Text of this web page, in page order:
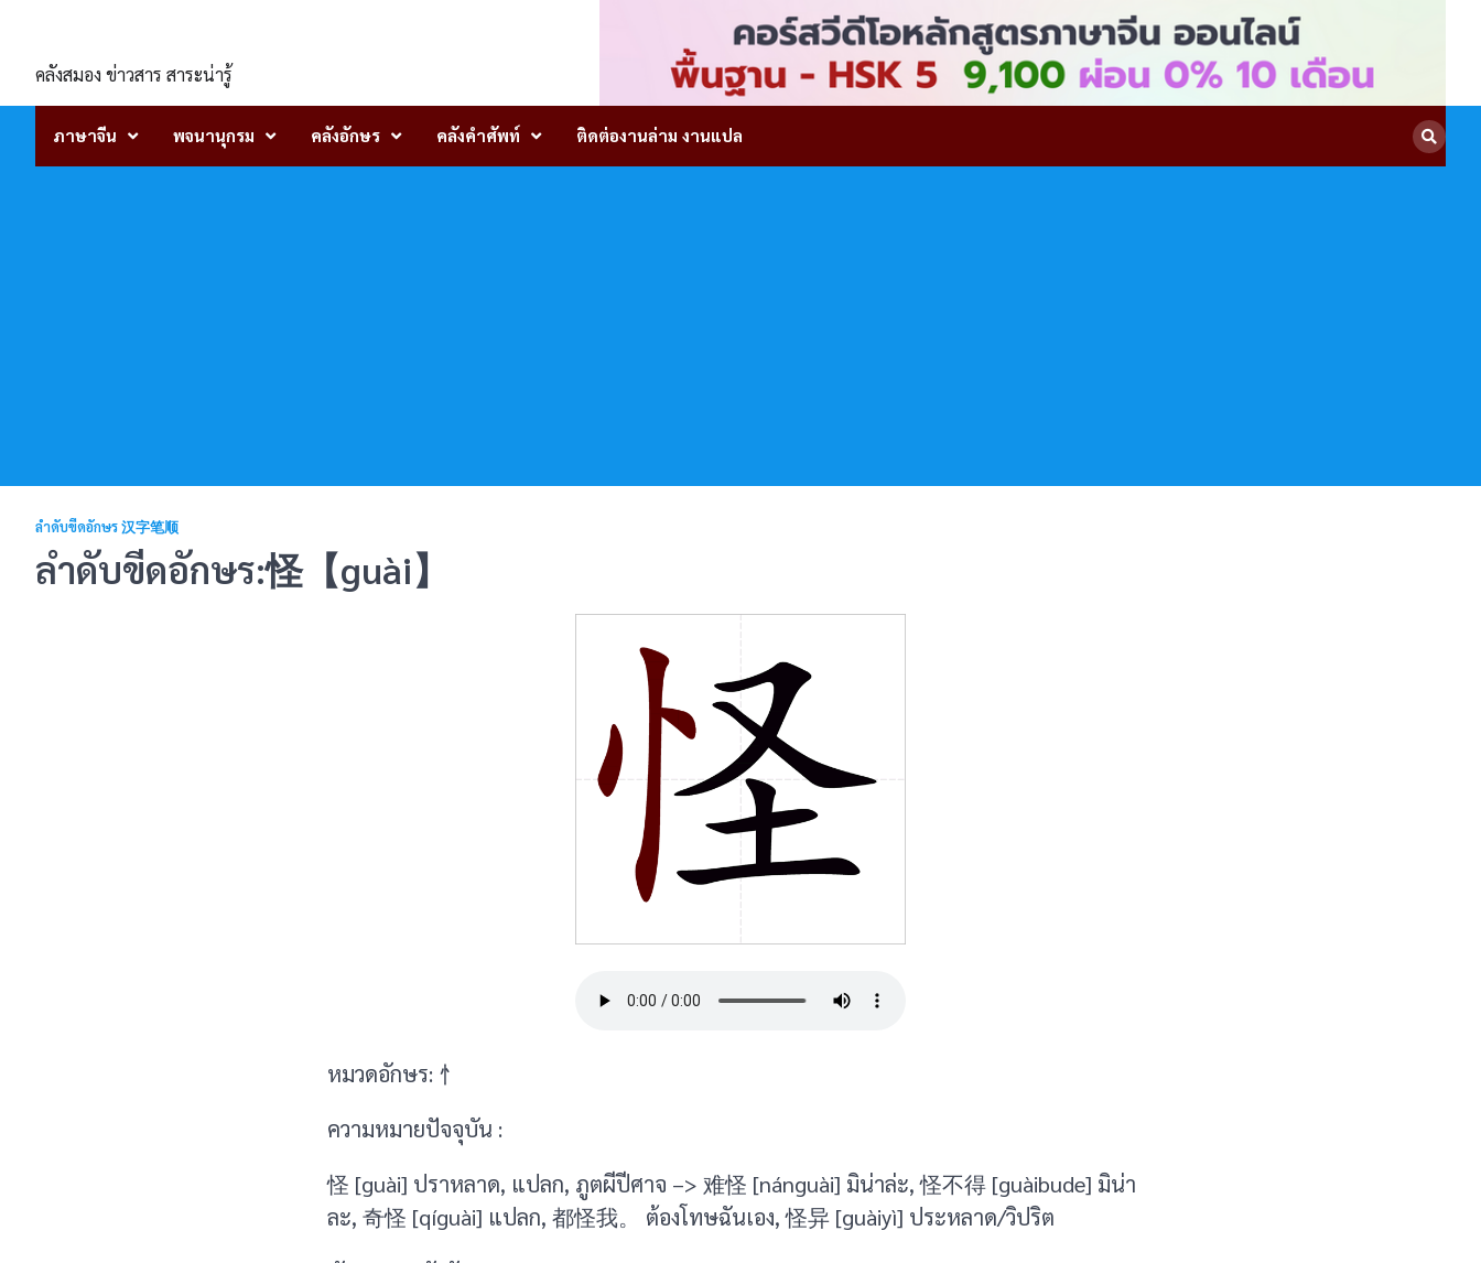
contentคลังสมอง ข่าวสาร สาระน่ารู้
ภาษาจีน พจนานุกรม คลังอักษร คลังคำศัพท์ ติดต่องานล่าม งานแปล
ลำดับขีดอักษร 汉字笔顺
ลำดับขีดอักษร:怪【guài】
หมวดอักษร: 忄
ความหมายปัจจุบัน :
怪 [guài] ปราหลาด, แปลก, ภูตผีปีศาจ –> 难怪 [nánguài] มิน่าล่ะ, 怪不得 [guàibude] มิน่า
ละ, 奇怪 [qíguài] แปลก, 都怪我。 ต้องโทษฉันเอง, 怪异 [guàiyì] ประหลาด/วิปริต